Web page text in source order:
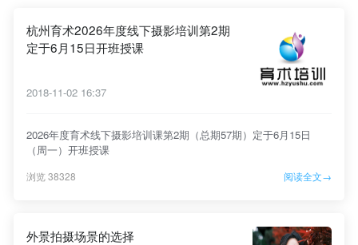
杭州育术2026年度线下摄影培训第2期
定于6月15日开班授课
2018-11-02 16:37
2026年度育术线下摄影培训课第2期（总期57期）定于6月15日
（周一）开班授课
浏览 38328 阅读全文→
外景拍摄场景的选择